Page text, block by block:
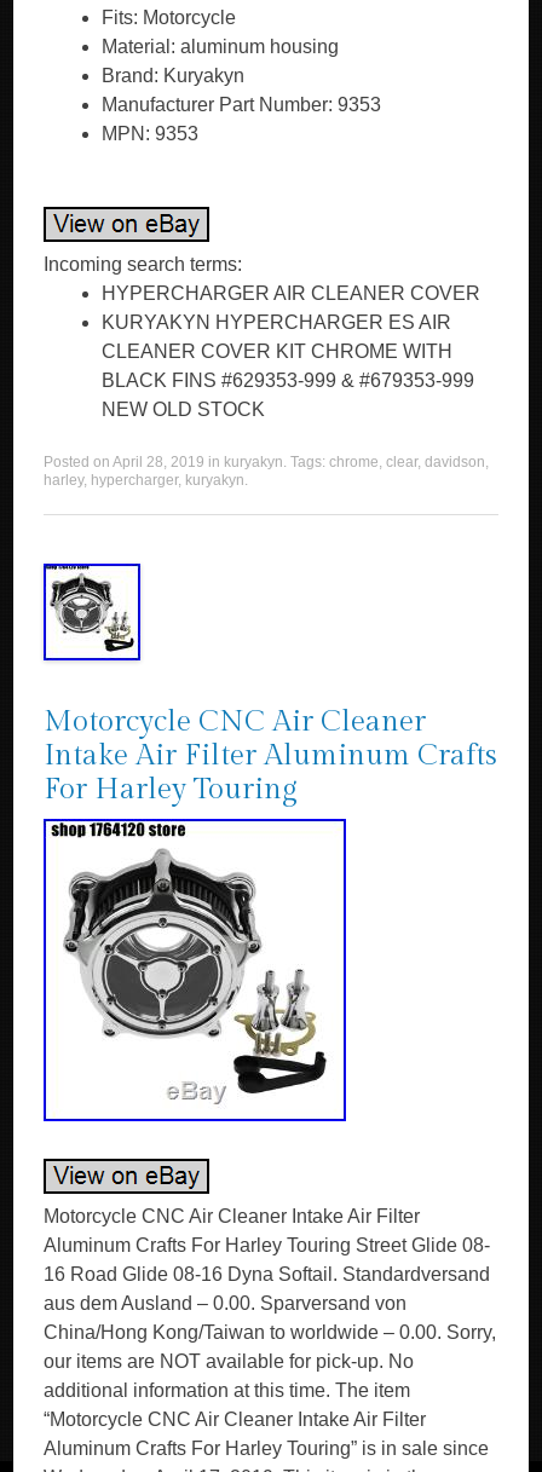
Fits: Motorcycle
Material: aluminum housing
Brand: Kuryakyn
Manufacturer Part Number: 9353
MPN: 9353
Incoming search terms:
HYPERCHARGER AIR CLEANER COVER
KURYAKYN HYPERCHARGER ES AIR
CLEANER COVER KIT CHROME WITH
BLACK FINS #629353-999 & #679353-999
NEW OLD STOCK
Posted onApril 28, 2019 in kuryakyn. Tags:chrome,clear,davidson,
harley, hypercharger, kuryakyn.
Motorcycle CNC Air Cleaner
Intake Air Filter Aluminum Crafts
For Harley Touring
Motorcycle CNC Air Cleaner Intake Air Filter
Aluminum Crafts For Harley Touring Street Glide 08-
16 Road Glide 08-16 Dyna Softail. Standardversand
aus dem Ausland – 0.00. Sparversand von
China/Hong Kong/Taiwan to worldwide – 0.00. Sorry,
our items are NOT available for pick-up. No
additional information at this time. The item
“Motorcycle CNC Air Cleaner Intake Air Filter
Aluminum Crafts For Harley Touring” is in sale since